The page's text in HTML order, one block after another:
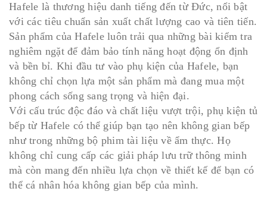
Hafele là thương hiệu danh tiếng đến từ Đức, nổi bật
với các tiêu chuẩn sản xuất chất lượng cao và tiên tiến.
Sản phẩm của Hafele luôn trải qua những bài kiểm tra
nghiêm ngặt để đảm bảo tính năng hoạt động ổn định
và bền bỉ. Khi đầu tư vào phụ kiện của Hafele, bạn
không chỉ chọn lựa một sản phẩm mà đang mua một
phong cách sống sang trọng và hiện đại.
Với cấu trúc độc đáo và chất liệu vượt trội, phụ kiện tủ
bếp từ Hafele có thể giúp bạn tạo nên không gian bếp
như trong những bộ phim tài liệu về ẩm thực. Họ
không chỉ cung cấp các giải pháp lưu trữ thông minh
mà còn mang đến nhiều lựa chọn về thiết kế để bạn có
thể cá nhân hóa không gian bếp của mình.